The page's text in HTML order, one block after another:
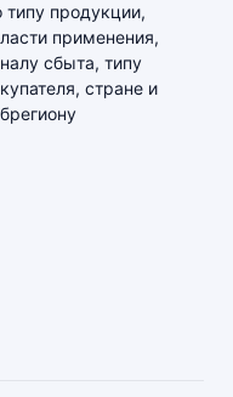
типу продукции,
применения,
сбыта, типу
стране и